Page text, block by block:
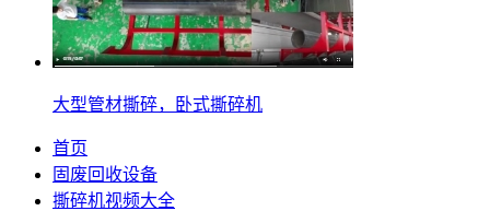
大型管材撕碎，卧式撕碎机
首页
固废回收设备
撕碎机视频大全